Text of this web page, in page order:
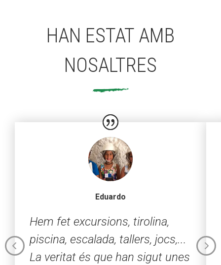
HAN ESTAT AMB
NOSALTRES
Hem fet excursions, tirolina,
piscina, escalada, tallers, jocs,...
La veritat és que han sigut unes
Eduardo